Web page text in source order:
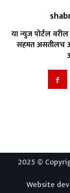
या न्युज पोर्टल
सहमत असतीलच
2025 ©
Website